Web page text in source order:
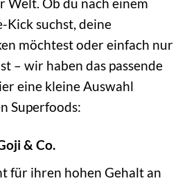
Welt. Ob du nach einem
Kick suchst, deine
möchtest oder einfach nur
– wir haben das passende
eine kleine Auswahl
Superfoods:
& Co.
für ihren hohen Gehalt an